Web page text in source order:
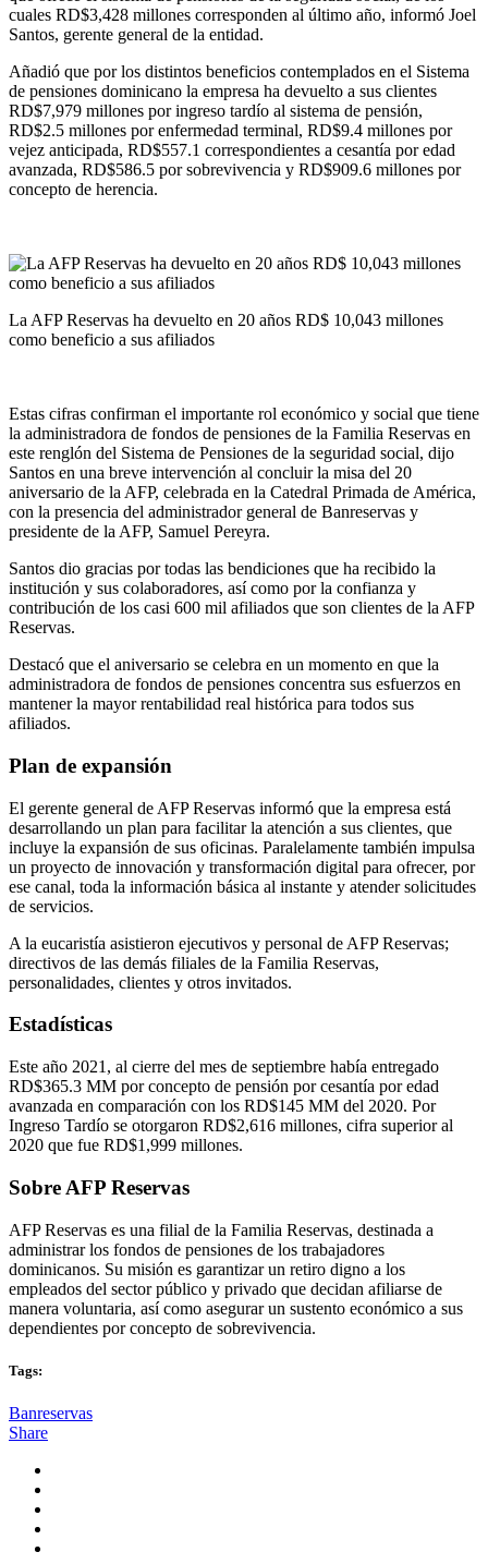
cuales RD$3,428 millones corresponden al último año, informó Joel
Santos, gerente general de la entidad.
Añadió que por los distintos beneficios contemplados en el Sistema
de pensiones dominicano la empresa ha devuelto a sus clientes
RD$7,979 millones por ingreso tardío al sistema de pensión,
RD$2.5 millones por enfermedad terminal, RD$9.4 millones por
vejez anticipada, RD$557.1 correspondientes a cesantía por edad
avanzada, RD$586.5 por sobrevivencia y RD$909.6 millones por
concepto de herencia.
La AFP Reservas ha devuelto en 20 años RD$ 10,043 millones
como beneficio a sus afiliados
Estas cifras confirman el importante rol económico y social que tiene
la administradora de fondos de pensiones de la Familia Reservas en
este renglón del Sistema de Pensiones de la seguridad social, dijo
Santos en una breve intervención al concluir la misa del 20
aniversario de la AFP, celebrada en la Catedral Primada de América,
con la presencia del administrador general de Banreservas y
presidente de la AFP, Samuel Pereyra.
Santos dio gracias por todas las bendiciones que ha recibido la
institución y sus colaboradores, así como por la confianza y
contribución de los casi 600 mil afiliados que son clientes de la AFP
Reservas.
Destacó que el aniversario se celebra en un momento en que la
administradora de fondos de pensiones concentra sus esfuerzos en
mantener la mayor rentabilidad real histórica para todos sus
afiliados.
Plan de expansión
El gerente general de AFP Reservas informó que la empresa está
desarrollando un plan para facilitar la atención a sus clientes, que
incluye la expansión de sus oficinas. Paralelamente también impulsa
un proyecto de innovación y transformación digital para ofrecer, por
ese canal, toda la información básica al instante y atender solicitudes
de servicios.
A la eucaristía asistieron ejecutivos y personal de AFP Reservas;
directivos de las demás filiales de la Familia Reservas,
personalidades, clientes y otros invitados.
Estadísticas
Este año 2021, al cierre del mes de septiembre había entregado
RD$365.3 MM por concepto de pensión por cesantía por edad
avanzada en comparación con los RD$145 MM del 2020. Por
Ingreso Tardío se otorgaron RD$2,616 millones, cifra superior al
2020 que fue RD$1,999 millones.
Sobre AFP Reservas
AFP Reservas es una filial de la Familia Reservas, destinada a
administrar los fondos de pensiones de los trabajadores
dominicanos. Su misión es garantizar un retiro digno a los
empleados del sector público y privado que decidan afiliarse de
manera voluntaria, así como asegurar un sustento económico a sus
dependientes por concepto de sobrevivencia.
Tags:
Banreservas
Share